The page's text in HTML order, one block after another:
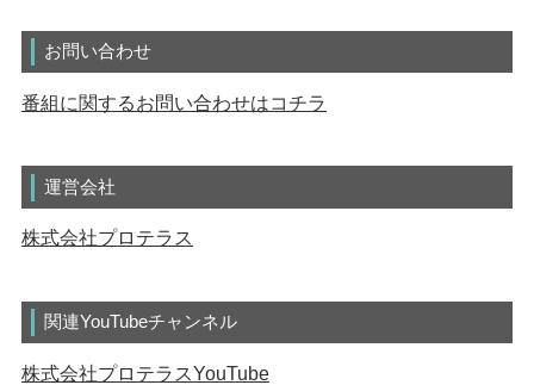
お問い合わせ
番組に関するお問い合わせはコチラ
運営会社
株式会社プロテラス
関連YouTubeチャンネル
株式会社プロテラスYouTube